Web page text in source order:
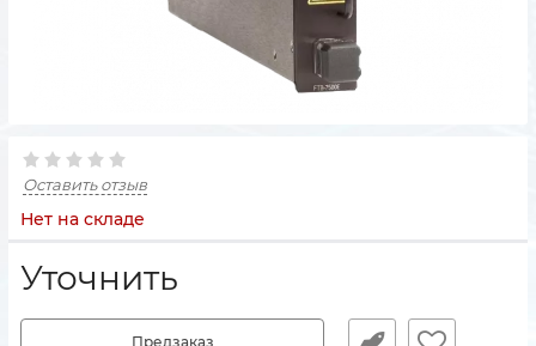
Оставить отзыв
Нет на складе
Уточнить
Предзаказ